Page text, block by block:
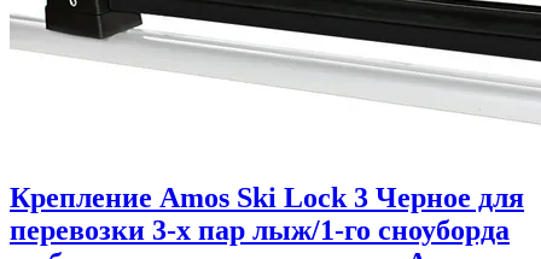
Крепление Amos Ski Lock 3 Черное для
перевозки 3-х пар лыж/1-го сноуборда